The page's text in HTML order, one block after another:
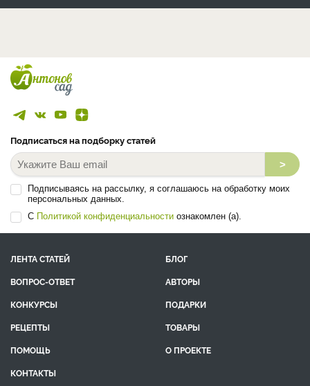
Подписаться на подборку статей
>
Подписываясь на рассылку, я соглашаюсь на обработку моих
персональных данных.
С Политикой конфиденциальности ознакомлен (а).
ЛЕНТА СТАТЕЙ
БЛОГ
ВОПРОС-ОТВЕТ
АВТОРЫ
КОНКУРСЫ
ПОДАРКИ
РЕЦЕПТЫ
ТОВАРЫ
ПОМОЩЬ
О ПРОЕКТЕ
КОНТАКТЫ